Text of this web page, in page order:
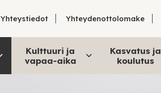
Yhteystiedot Yhteydenottolomake
Kulttuuri ja
vapaa-aika
Kasvatus ja
koulutus